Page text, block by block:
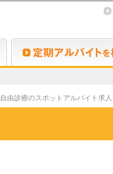
Dr.転職なび
自由診療のスポットアルバイト求人